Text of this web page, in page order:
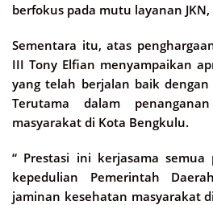
berfokus pada mutu layanan JKN,
Sementara itu, atas
III Tony Elfian menyampaikan
yang telah berjalan baik dengan
Terutama dalam
masyarakat di Kota Bengkulu.
“ Prestasi ini kerjasama semua
kepedulian Pemerintah
jaminan kesehatan masyarakat